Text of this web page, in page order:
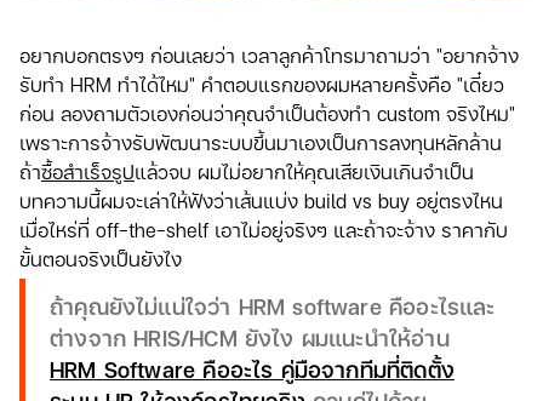
อยากบอกตรงๆ ก่อนเลยว่า เวลาลูกค้าโทรมาถามว่า "อยากจ้าง
รับทำ HRM ทำได้ไหม" คำตอบแรกของผมหลายครั้งคือ "เดี๋ยว
ก่อน ลองถามตัวเองก่อนว่าคุณจำเป็นต้องทำ custom จริงไหม"
เพราะการจ้างรับพัฒนาระบบขึ้นมาเองเป็นการลงทุนหลักล้าน
ถ้าซื้อสำเร็จรูปแล้วจบ ผมไม่อยากให้คุณเสียเงินเกินจำเป็น
บทความนี้ผมจะเล่าให้ฟังว่าเส้นแบ่ง build vs buy อยู่ตรงไหน
เมื่อไหร่ที่ off-the-shelf เอาไม่อยู่จริงๆ และถ้าจะจ้าง ราคากับ
ขั้นตอนจริงเป็นยังไง
ถ้าคุณยังไม่แน่ใจว่า HRM software คืออะไรและ
ต่างจาก HRIS/HCM ยังไง ผมแนะนำให้อ่าน
HRM Software คืออะไร คู่มือจากทีมที่ติดตั้ง